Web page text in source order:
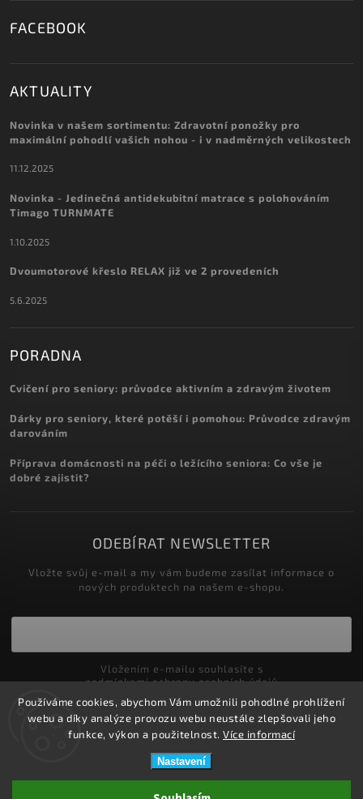
Používáme cookies, abychom Vám umožnili pohodlné prohlížení
webu a díky analýze provozu webu neustále zlepšovali jeho
funkce, výkon a použitelnost. Více informací
Nastavení
FACEBOOK
AKTUALITY
Novinka v našem sortimentu: Zdravotní ponožky pro
maximální pohodlí vašich nohou - i v nadměrných velikostech
11.12.2025
Novinka - Jedinečná antidekubitní matrace s polohováním
Timago TURNMATE
1.10.2025
Dvoumotorové křeslo RELAX již ve 2 provedeních
5.6.2025
PORADNA
Cvičení pro seniory: průvodce aktivním a zdravým životem
Dárky pro seniory, které potěší i pomohou: Průvodce zdravým
darováním
Příprava domácnosti na péči o ležícího seniora: Co vše je
dobré zajistit?
ODEBÍRAT NEWSLETTER
Vložte svůj e-mail a my vám budeme zasílat informace o
nových produktech na našem e-shopu.
podmínkami ochrany osobních údajů
Přihlásit se
ZDRAVOTNÍ POTŘEBY DRDLOVÁ